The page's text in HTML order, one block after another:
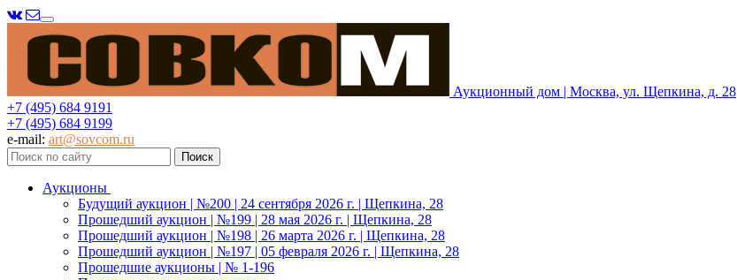
Меню
Аукционный дом | Москва, ул. Щепкина, д. 28
+7 (495) 684 9191
+7 (495) 684 9199
e-mail: art@sovcom.ru
Аукционы
Будущий аукцион | №200 | 24 сентября 2026 г. | Щепкина, 28
Прошедший аукцион | №199 | 28 мая 2026 г. | Щепкина, 28
Прошедший аукцион | №198 | 26 марта 2026 г. | Щепкина, 28
Прошедший аукцион | №197 | 05 февраля 2026 г. | Щепкина, 28
Прошедшие аукционы | № 1-196